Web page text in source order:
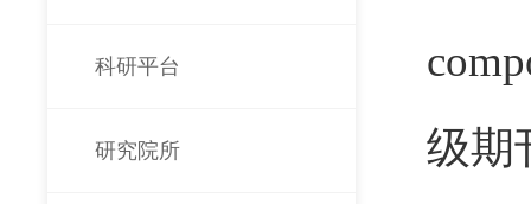
科研平台
研究院所
级期